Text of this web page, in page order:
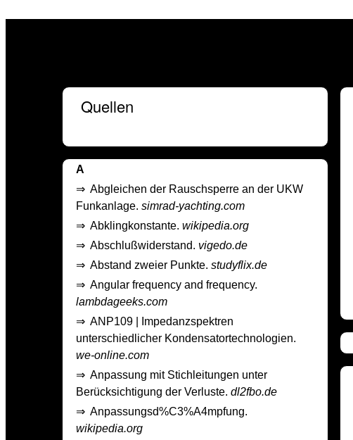
Quellen
A
⇒ Abgleichen der Rauschsperre an der UKW
Funkanlage. simrad-yachting.com
⇒ Abklingkonstante. wikipedia.org
⇒ Abschlußwiderstand. vigedo.de
⇒ Abstand zweier Punkte. studyflix.de
⇒ Angular frequency and frequency.
lambdageeks.com
⇒ ANP109 | Impedanzspektren
unterschiedlicher Kondensatortechnologien.
we-online.com
⇒ Anpassung mit Stichleitungen unter
Berücksichtigung der Verluste. dl2fbo.de
⇒ Anpassungsd%C3%A4mpfung.
wikipedia.org